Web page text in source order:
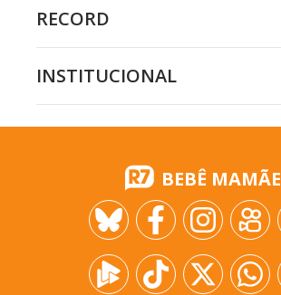
RECORD
INSTITUCIONAL
BEBÊ MAMÃE